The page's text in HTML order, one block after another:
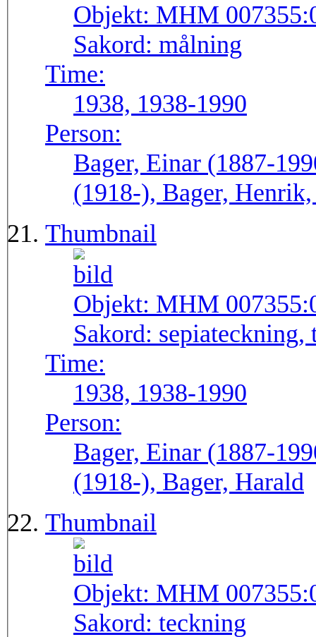
Objekt: MHM
Sakord: målning
Time:
1938, 1938-1990
Person:
Bager, Einar (1887-
(1918-), Bager,
Thumbnail
Objekt: MHM
Sakord: sepiateckning,
Time:
1938, 1938-1990
Person:
Bager, Einar (1887-
(1918-), Bager, Harald
Thumbnail
Objekt: MHM
Sakord: teckning